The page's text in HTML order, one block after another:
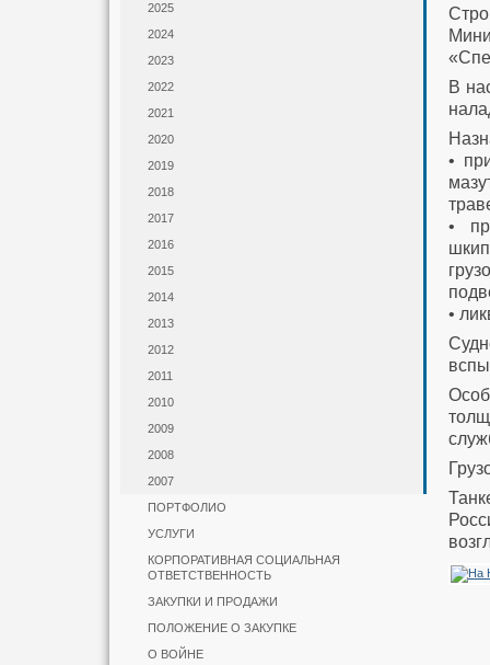
2025
2024
2023
2022
2021
2020
2019
2018
2017
2016
2015
2014
2013
2012
2011
2010
2009
2008
2007
ПОРТФОЛИО
УСЛУГИ
КОРПОРАТИВНАЯ СОЦИАЛЬНАЯ
ОТВЕТСТВЕННОСТЬ
ЗАКУПКИ И ПРОДАЖИ
ПОЛОЖЕНИЕ О ЗАКУПКЕ
О ВОЙНЕ
В
•
•
•